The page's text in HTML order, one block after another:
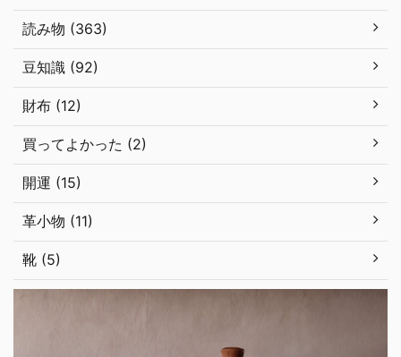
読み物 (363)
豆知識 (92)
財布 (12)
買ってよかった (2)
開運 (15)
革小物 (11)
靴 (5)